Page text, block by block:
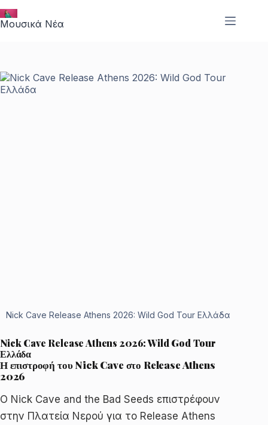
στο
περιεχόμενο
Μουσικά Νέα
Nick Cave Release Athens 2026: Wild God Tour Ελλάδα
Nick Cave Release Athens 2026: Wild God Tour
Ελλάδα
Η επιστροφή του Nick Cave στο Release Athens
2026
Ο Nick Cave and the Bad Seeds επιστρέφουν
στην Πλατεία Νερού για το Release Athens